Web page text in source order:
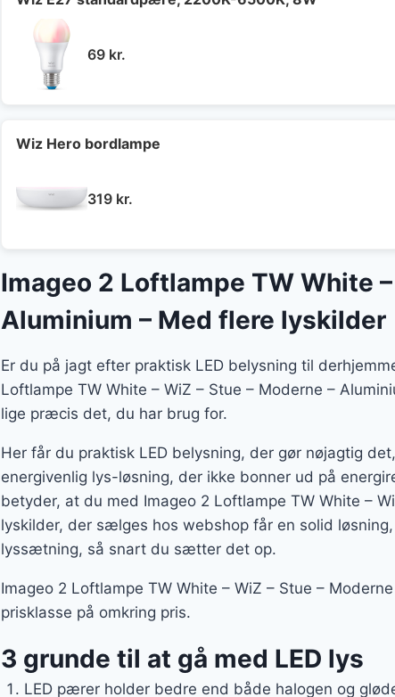
69 kr.
Wiz Hero bordlampe
319 kr.
Imageo 2 Loftlampe TW White
Aluminium – Med flere lyskilder
Er du på jagt efter praktisk LED belysning til
Loftlampe TW White – WiZ – Stue – Moderne –
lige præcis det, du har brug for.
Her får du praktisk LED belysning, der gør nøjagtig
energivenlig lys-løsning, der ikke bonner ud på
betyder, at du med Imageo 2 Loftlampe TW White –
lyskilder, der sælges hos webshop får en solid
lyssætning, så snart du sætter det op.
Imageo 2 Loftlampe TW White – WiZ – Stue –
prisklasse på omkring pris.
3 grunde til at gå med LED lys
LED pærer holder bedre end både halogen og